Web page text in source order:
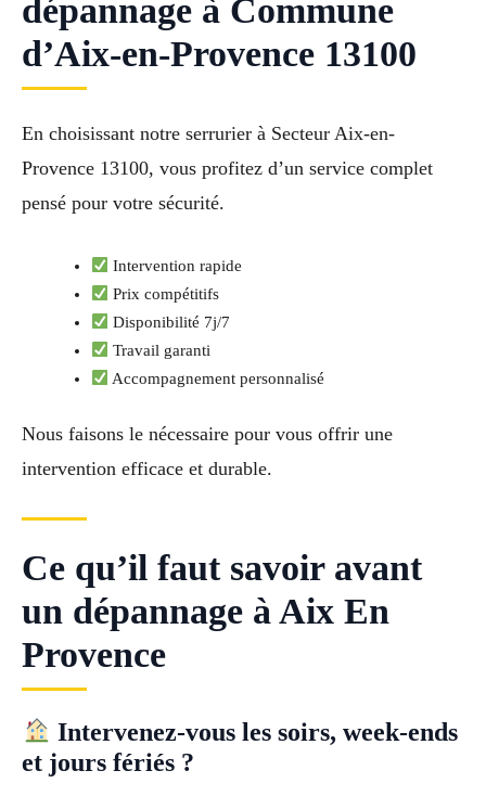
dépannage à Commune
d’Aix-en-Provence 13100
En choisissant notre serrurier à Secteur Aix-en-
Provence 13100, vous profitez d’un service complet
pensé pour votre sécurité.
Intervention rapide
Prix compétitifs
Disponibilité 7j/7
Travail garanti
Accompagnement personnalisé
Nous faisons le nécessaire pour vous offrir une
intervention efficace et durable.
Ce qu’il faut savoir avant
un dépannage à Aix En
Provence
Intervenez-vous les soirs, week-ends
et jours fériés ?